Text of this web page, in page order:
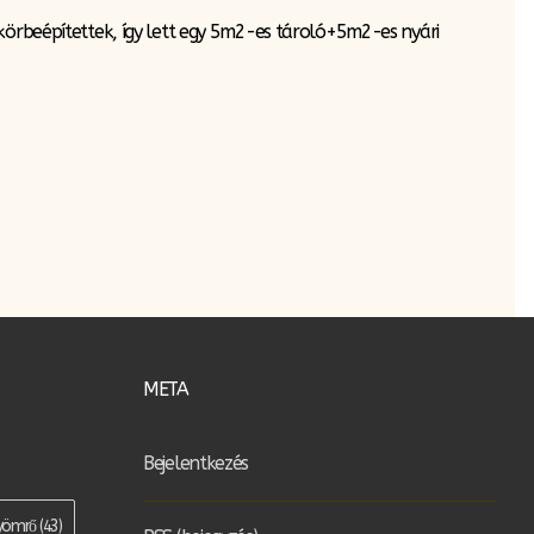
így lett egy 5m2-es tároló+5m2-es nyári
(43)
META
Bejelentkezés